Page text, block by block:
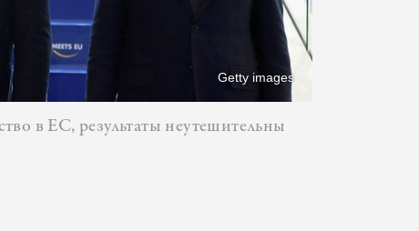
Getty images
в ЕС, результаты неутешительны